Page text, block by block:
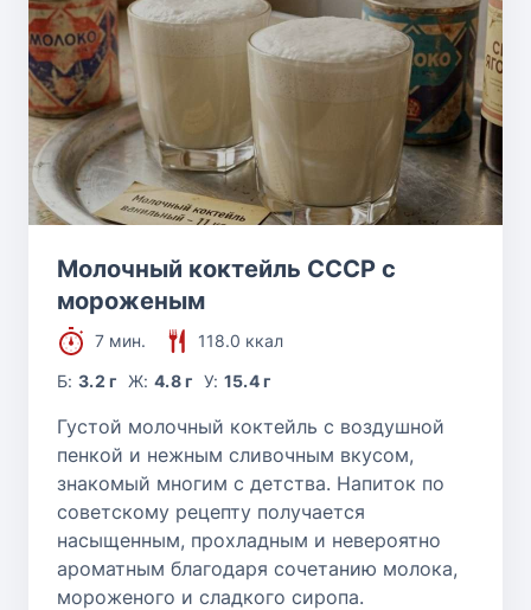
Молочный коктейль СССР с
мороженым
7 мин.
118.0 ккал
Б:3.2 г Ж: 4.8 г У: 15.4 г
Густой молочный коктейль с воздушной
пенкой и нежным сливочным вкусом,
знакомый многим с детства. Напиток по
советскому рецепту получается
насыщенным, прохладным и невероятно
ароматным благодаря сочетанию молока,
мороженого и сладкого сиропа.